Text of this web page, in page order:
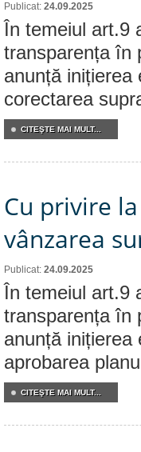
Publicat: 24.09.2025
În temeiul art.9
transparența în
anunță inițierea
corectarea
CITEŞTE MAI MULT...
Cu privire
vânzarea
Publicat: 24.09.2025
În temeiul art.9
transparența în
anunță inițierea
aprobarea
CITEŞTE MAI MULT...